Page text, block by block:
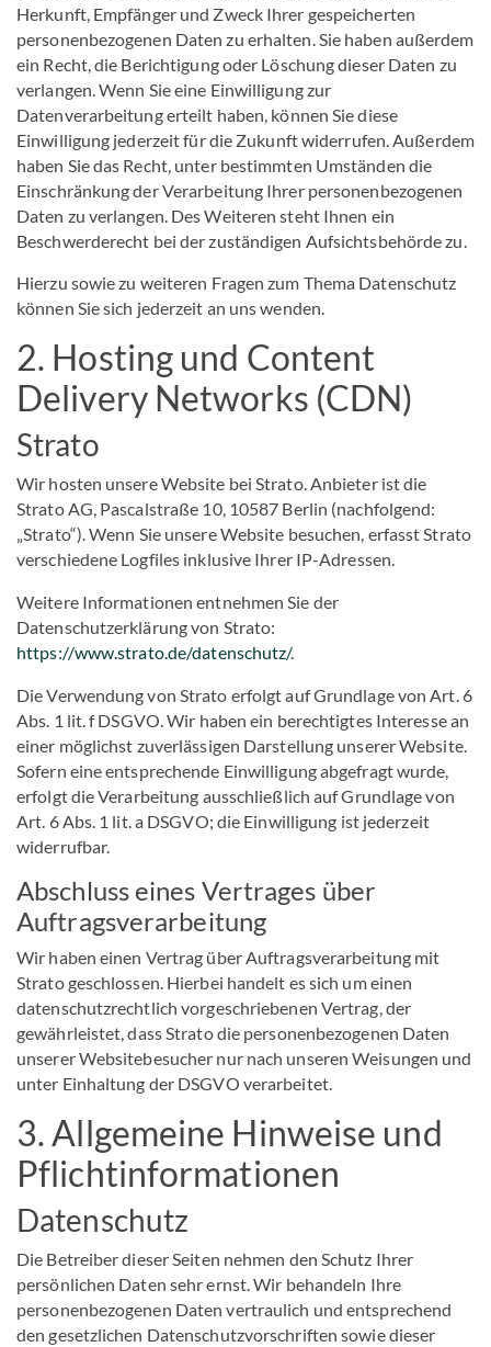
Herkunft, Empfänger und Zweck Ihrer gespeicherten
personenbezogenen Daten zu erhalten. Sie haben außerdem
ein Recht, die Berichtigung oder Löschung dieser Daten zu
verlangen. Wenn Sie eine Einwilligung zur
Datenverarbeitung erteilt haben, können Sie diese
Einwilligung jederzeit für die Zukunft widerrufen. Außerdem
haben Sie das Recht, unter bestimmten Umständen die
Einschränkung der Verarbeitung Ihrer personenbezogenen
Daten zu verlangen. Des Weiteren steht Ihnen ein
Beschwerderecht bei der zuständigen Aufsichtsbehörde zu.
Hierzu sowie zu weiteren Fragen zum Thema Datenschutz
können Sie sich jederzeit an uns wenden.
2. Hosting und Content
Delivery Networks (CDN)
Strato
Wir hosten unsere Website bei Strato. Anbieter ist die
Strato AG, Pascalstraße 10, 10587 Berlin (nachfolgend:
„Strato“). Wenn Sie unsere Website besuchen, erfasst Strato
verschiedene Logfiles inklusive Ihrer IP-Adressen.
Weitere Informationen entnehmen Sie der
Datenschutzerklärung von Strato:
https://www.strato.de/datenschutz/.
Die Verwendung von Strato erfolgt auf Grundlage von Art. 6
Abs. 1 lit. f DSGVO. Wir haben ein berechtigtes Interesse an
einer möglichst zuverlässigen Darstellung unserer Website.
Sofern eine entsprechende Einwilligung abgefragt wurde,
erfolgt die Verarbeitung ausschließlich auf Grundlage von
Art. 6 Abs. 1 lit. a DSGVO; die Einwilligung ist jederzeit
widerrufbar.
Abschluss eines Vertrages über
Auftragsverarbeitung
Wir haben einen Vertrag über Auftragsverarbeitung mit
Strato geschlossen. Hierbei handelt es sich um einen
datenschutzrechtlich vorgeschriebenen Vertrag, der
gewährleistet, dass Strato die personenbezogenen Daten
unserer Websitebesucher nur nach unseren Weisungen und
unter Einhaltung der DSGVO verarbeitet.
3. Allgemeine Hinweise und
Pflicht­informationen
Datenschutz
Die Betreiber dieser Seiten nehmen den Schutz Ihrer
persönlichen Daten sehr ernst. Wir behandeln Ihre
personenbezogenen Daten vertraulich und entsprechend
den gesetzlichen Datenschutzvorschriften sowie dieser